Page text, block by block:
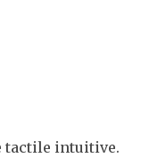
tactile intuitive.